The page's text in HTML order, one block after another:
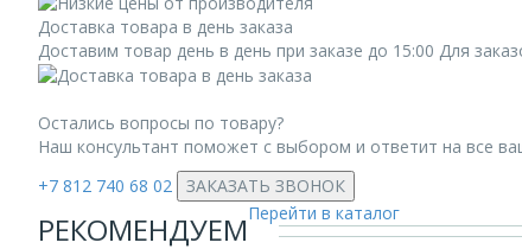
Доставка товара в день заказа
Доставим товар день в день при заказе до 15:00 Для
Остались вопросы по товару?
Наш консультант поможет с выбором и ответит на все
+7 812 740 68 02
ЗАКАЗАТЬ ЗВОНОК
РЕКОМЕНДУЕМПерейти в каталог